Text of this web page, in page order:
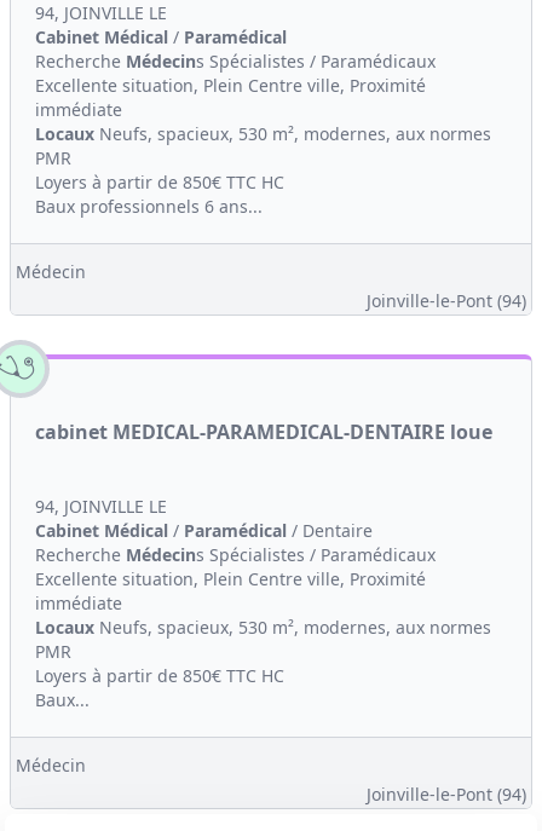
94, JOINVILLE LE
Cabinet Médical / Paramédical
Recherche Médecins Spécialistes / Paramédicaux
Excellente situation, Plein Centre ville, Proximité
immédiate
Locaux Neufs, spacieux, 530 m², modernes, aux normes
PMR
Loyers à partir de 850€ TTC HC
Baux professionnels 6 ans...
Médecin
Joinville-le-Pont (94)
cabinet MEDICAL-PARAMEDICAL-DENTAIRE loue
94, JOINVILLE LE
Cabinet Médical / Paramédical / Dentaire
Recherche Médecins Spécialistes / Paramédicaux
Excellente situation, Plein Centre ville, Proximité
immédiate
Locaux Neufs, spacieux, 530 m², modernes, aux normes
PMR
Loyers à partir de 850€ TTC HC
Baux...
Médecin
Joinville-le-Pont (94)